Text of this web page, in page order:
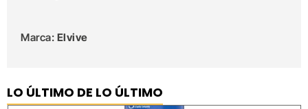
Marca: Elvive
LO ÚLTIMO DE LO ÚLTIMO